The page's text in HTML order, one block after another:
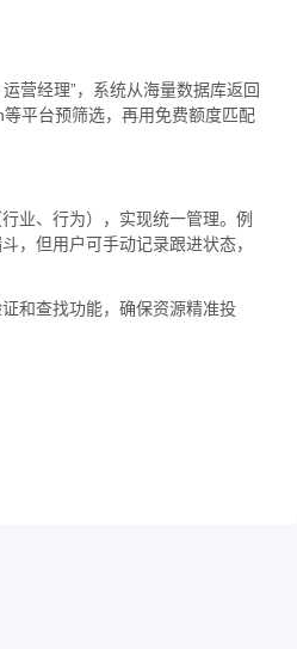
营经理”，系统从海量数据库返回
平台预筛选，再用免费额度匹配
业、行为），实现统一管理。例
，但用户可手动记录跟进状态，
和查找功能，确保资源精准投